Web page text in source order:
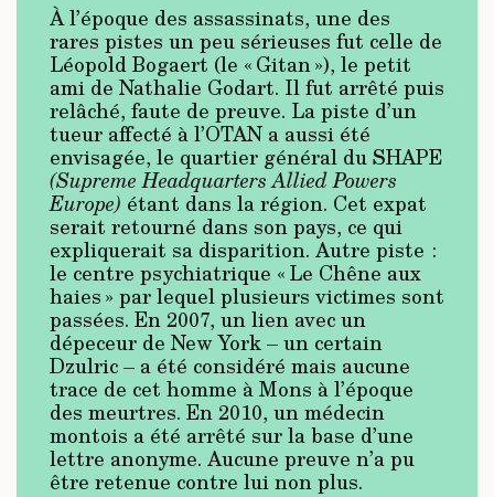
À l’époque des assassinats, une des
rares pistes un peu sérieuses fut celle de
Léopold Bogaert (le « Gitan »), le petit
ami de Nathalie Godart. Il fut arrêté puis
relâché, faute de preuve. La piste d’un
tueur affecté à l’OTAN a aussi été
envisagée, le quartier général du SHAPE
(Supreme Headquarters Allied Powers
Europe) étant dans la région. Cet expat
serait retourné dans son pays, ce qui
expliquerait sa disparition. Autre piste :
le centre psychiatrique « Le Chêne aux
haies » par lequel plusieurs victimes sont
passées. En 2007, un lien avec un
dépeceur de New York – un certain
Dzulric – a été considéré mais aucune
trace de cet homme à Mons à l’époque
des meurtres. En 2010, un médecin
montois a été arrêté sur la base d’une
lettre anonyme. Aucune preuve n’a pu
être retenue contre lui non plus.